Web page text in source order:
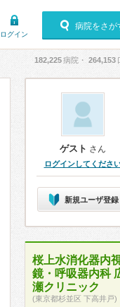
ログイン
病院をさが
182,225病院・ 264,153
ゲスト さん
ログインしてくださ
新規ユーザ登録
桜上水消化器内
鏡・呼吸器内科
瀬クリニック
(東京都杉並区 下高井戸)